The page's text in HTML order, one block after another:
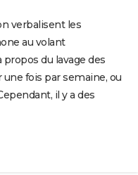
verbalisent les
au volant
du lavage des
une fois par semaine, ou
il y a des